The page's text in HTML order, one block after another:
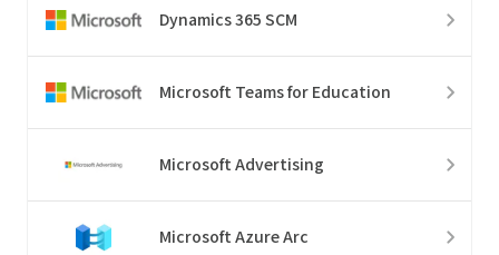
Dynamics 365 SCM
Microsoft Teams for Education
Microsoft Advertising
Microsoft Azure Arc